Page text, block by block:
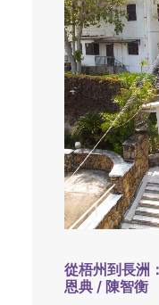
從梧州到長洲
恩典 / 陳智衡